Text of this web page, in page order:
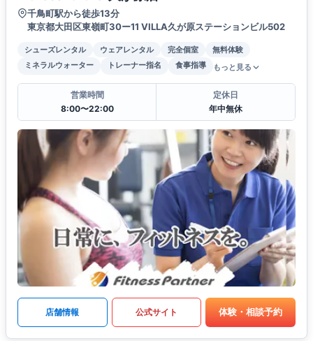
千鳥町駅から徒歩13分
東京都大田区東嶺町30ー11 VILLA久が原ステーションビル502
シューズレンタル ウェアレンタル 完全個室
無料体験
ミネラルウォーター
トレーナー指名 食事指導 もっと見る
営業時間
8:00〜22:00
定休日
年中無休
店舗情報 公式サイト 体験・相談予約